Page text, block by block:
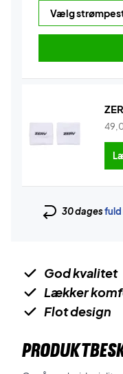
30 dagesfuld
God kvalitet
Lækker
Flot design